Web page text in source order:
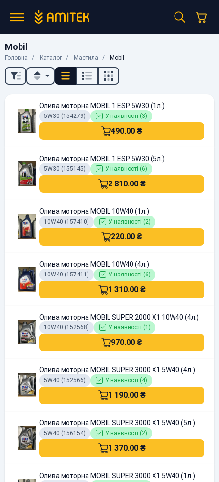
Mobil
Головна Каталог Мастила Mobil
Олива моторна MOBIL 1 ESP 5W30 (1л.)
5W30 (154279) У наявності (3)
490.00 ₴
Олива моторна MOBIL 1 ESP 5W30 (5л.)
5W30 (155145) У наявності (6)
2 810.00 ₴
Олива моторна MOBIL 10W40 (1л.)
10W40 (157410) У наявності (2)
220.00 ₴
Олива моторна MOBIL 10W40 (4л.)
10W40 (157411) У наявності (6)
1 310.00 ₴
Олива моторна MOBIL SUPER 2000 X1 10W40 (4л.)
10W40 (152568) У наявності (1)
970.00 ₴
Олива моторна MOBIL SUPER 3000 X1 5W40 (4л.)
5W40 (152566) У наявності (4)
1 190.00 ₴
Олива моторна MOBIL SUPER 3000 X1 5W40 (5л.)
5W40 (156154) У наявності (2)
1 370.00 ₴
Олива моторна MOBIL SUPER 3000 X1 5W40 (1л.)